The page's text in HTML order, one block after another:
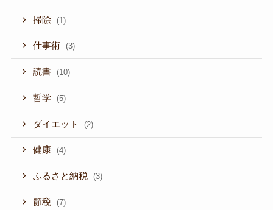
掃除 (1)
仕事術 (3)
読書 (10)
哲学 (5)
ダイエット (2)
健康 (4)
ふるさと納税 (3)
節税 (7)